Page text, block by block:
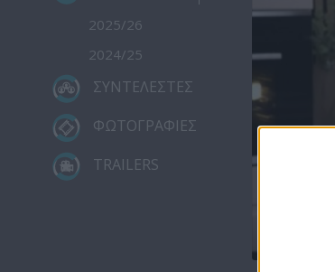
2025/26
2024/25
ΣΥΝΤΕΛΕΣΤΕΣ
ΦΩΤΟΓΡΑΦΙΕΣ
TRAILERS